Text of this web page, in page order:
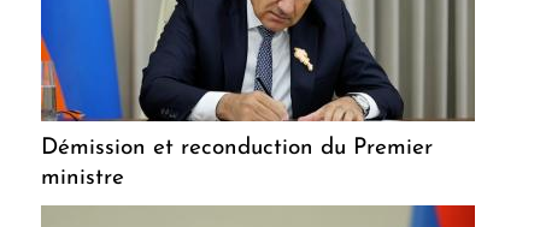
Démission et reconduction du Premier
ministre